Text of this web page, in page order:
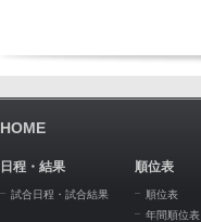
HOME
日程・結果
試合日程・試合結果
順位表
順位表
年間順位表